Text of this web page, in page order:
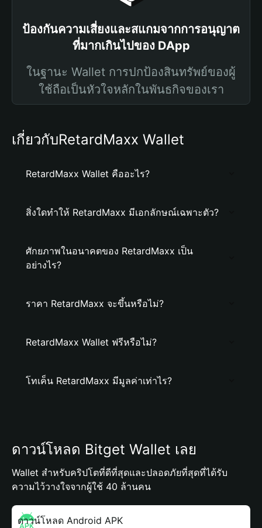
ป้องกันความเสี่ยงและสแกมจากการอนุญาต
ที่มากเกินไปของ DApp
ในฐานะ Wallet การปกป้องสินทรัพย์ของผู้
ใช้ถือเป็นหัวใจหลักในพันธกิจของเรา
เกี่ยวกับRetardMaxx Wallet
RetardMaxx Wallet คืออะไร?
สิ่งใดทำให้ RetardMaxx มีเอกลักษณ์เฉพาะตัว?
ศักยภาพในอนาคตของ RetardMaxx เป็น
อย่างไร?
ราคา RetardMaxx จะขึ้นหรือไม่?
RetardMaxx Wallet ฟรีหรือไม่?
โทเค็น RetardMaxx มีมูลค่าเท่าไร?
ดาวน์โหลด Bitget Wallet เลย
Wallet สำหรับคริปโตที่ดีที่สุดและปลอดภัยที่สุดที่ได้รับ
ความไว้วางใจจากผู้ใช้ 40 ล้านคน
ดาวน์โหลด Android APK